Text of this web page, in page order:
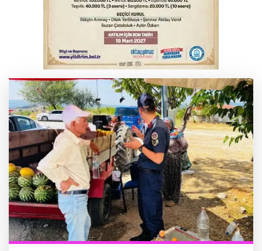
Bursa'da yolcu otobüsünün çarptığı
kadın ağır yaralandı
2 katlı 24 kişilik işçi konteynerinde
yangın